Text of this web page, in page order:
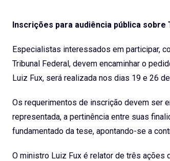
Inscrições para audiência pública
Especialistas interessados em participar,
Tribunal Federal, devem encaminhar o
Luiz Fux, será realizada nos dias 19 e 26
Os requerimentos de inscrição devem ser
representada, a pertinência entre suas
fundamentado da tese, apontando-se a
O ministro Luiz Fux é relator de três